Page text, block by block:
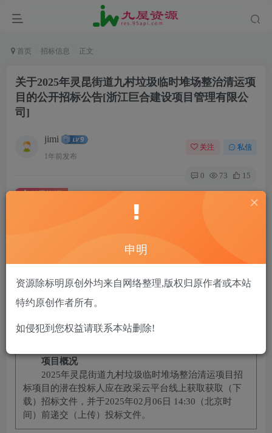
首页 招标信息 正文
关于2025年灵昆街道九村垃圾临时堆场整治清运项
目的公开招标公告[浙江巨合建设项目管理有限公
司]
jimi
1年前发布
关注 私信
0 73 15
￥ 20
付费资源
项目概况
2025年灵昆街道九村垃圾临时堆场整治清运项目 招
标项目的潜在投标人应在政采云平台线上获取获取（下
载）招标文件，并于2025年02月06日 14:30 （北京时
间）前递交（上传）投标文件。
申明
资源除标明原创外均来自网络整理,版权归原作者或本站
特约原创作者所有。
如侵犯到您权益请联系本站删除!